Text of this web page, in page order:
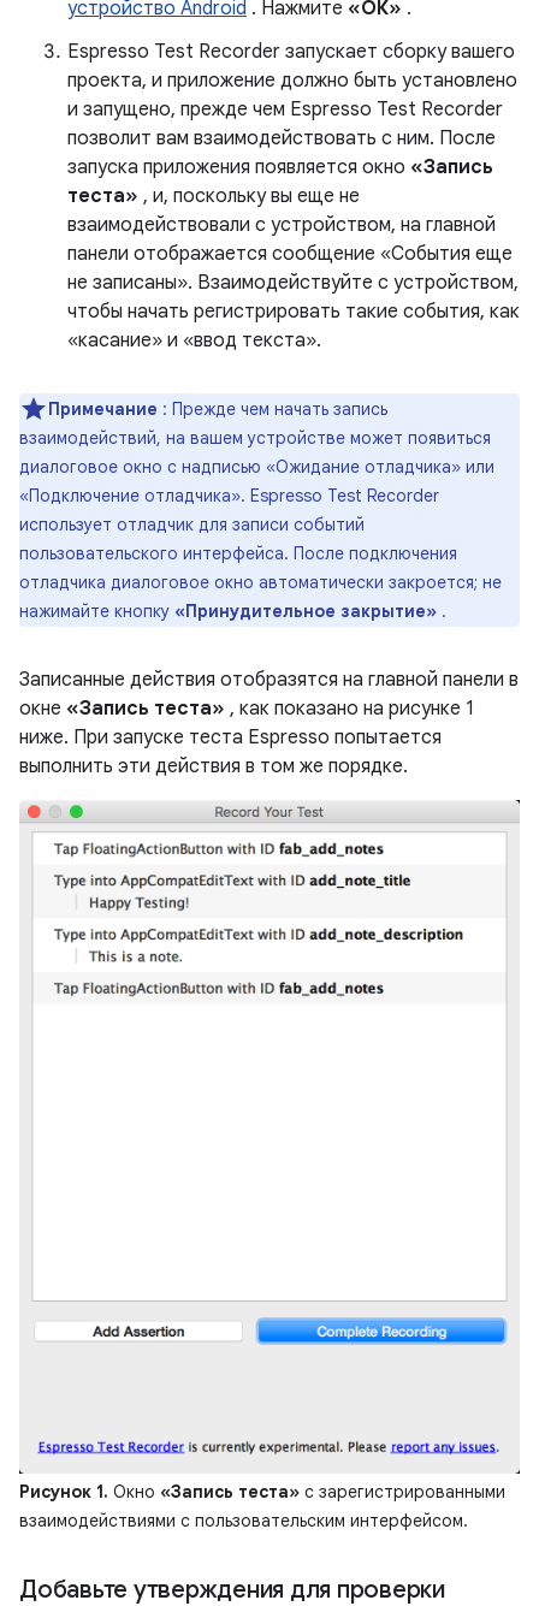
устройство Android . Нажмите «ОК» .
Espresso Test Recorder запускает сборку вашего
проекта, и приложение должно быть установлено
и запущено, прежде чем Espresso Test Recorder
позволит вам взаимодействовать с ним. После
запуска приложения появляется окно «Запись
теста» , и, поскольку вы еще не
взаимодействовали с устройством, на главной
панели отображается сообщение «События еще
не записаны». Взаимодействуйте с устройством,
чтобы начать регистрировать такие события, как
«касание» и «ввод текста».
Примечание : Прежде чем начать запись
взаимодействий, на вашем устройстве может появиться
диалоговое окно с надписью «Ожидание отладчика» или
«Подключение отладчика». Espresso Test Recorder
использует отладчик для записи событий
пользовательского интерфейса. После подключения
отладчика диалоговое окно автоматически закроется; не
нажимайте кнопку «Принудительное закрытие» .
Записанные действия отобразятся на главной панели в
окне «Запись теста» , как показано на рисунке 1
ниже. При запуске теста Espresso попытается
выполнить эти действия в том же порядке.
Рисунок 1. Окно «Запись теста» с зарегистрированными
взаимодействиями с пользовательским интерфейсом.
Добавьте утверждения для проверки